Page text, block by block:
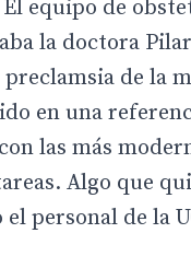
equipo de
la doctora
de la
en una
las más
Algo que
personal de la